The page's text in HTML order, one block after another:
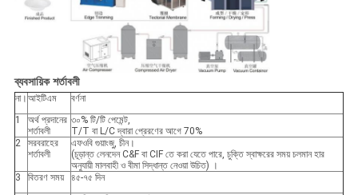
ব্যবসায়িক শর্তাবলী
না। আইটিএম
বর্ণনা
1
অর্থ প্রদানের
শর্তাবলী
৩০% টি/টি পেমেন্ট,
T/T বা L/C দ্বারা প্রেরণের আগে 70%
2
সরবরাহের
শর্তাবলী
এফওবি গুয়াংজু, চীন।
(চূড়ান্ত লেনদেন C&F বা CIF তে করা যেতে পারে, চুক্তি স্বাক্ষরের সময় চলমান হার
অনুযায়ী মালবাহী ও বীমা সিদ্ধান্ত নেওয়া উচিত) ।
3
বিতরণ সময়
৪৫-৭৫ দিন